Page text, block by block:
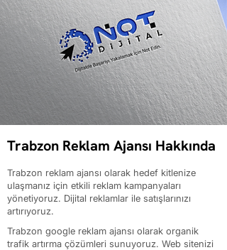
Trabzon Reklam Ajansı Hakkında
Trabzon reklam ajansı olarak hedef kitlenize
ulaşmanız için etkili reklam kampanyaları
yönetiyoruz. Dijital reklamlar ile satışlarınızı
artırıyoruz.
Trabzon google reklam ajansı olarak organik
trafik artırma çözümleri sunuyoruz. Web sitenizi